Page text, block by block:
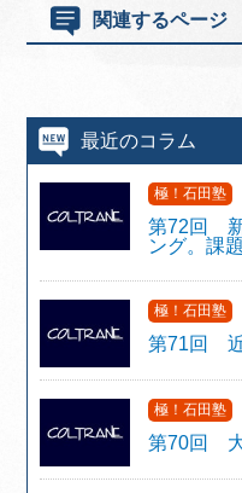
関連するページ
最近のコラム
極！石田塾
第72回 新
ング。課
極！石田塾
第71回 近
極！石田塾
第70回 大